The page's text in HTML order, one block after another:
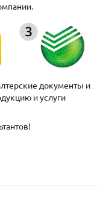
документы и
и услуги